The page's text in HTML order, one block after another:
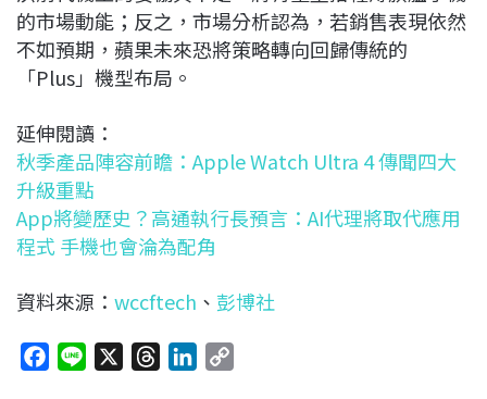
的市場動能；反之，市場分析認為，若銷售表現依然
不如預期，蘋果未來恐將策略轉向回歸傳統的
「Plus」機型布局。
延伸閱讀：
秋季產品陣容前瞻：Apple Watch Ultra 4 傳聞四大
升級重點
App將變歷史？高通執行長預言：AI代理將取代應用
程式 手機也會淪為配角
資料來源： wccftech 、 彭博社